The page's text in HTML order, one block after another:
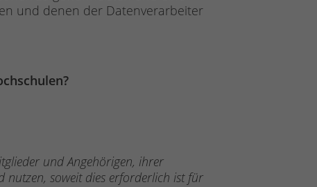
und denen der Datenverarbeiter
und Angehörigen, ihrer
soweit dies erforderlich ist für